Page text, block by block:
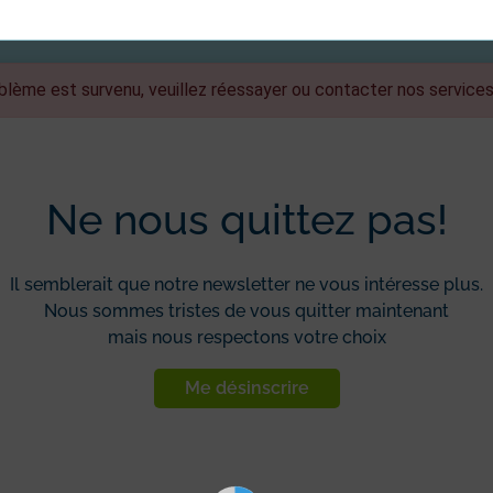
est survenu, veuillez réessayer ou contacter nos
Ne nous quittez pas!
Il semblerait que notre newsletter ne vous intéresse plus.
Nous sommes tristes de vous quitter maintenant
mais nous respectons votre choix
Me désinscrire